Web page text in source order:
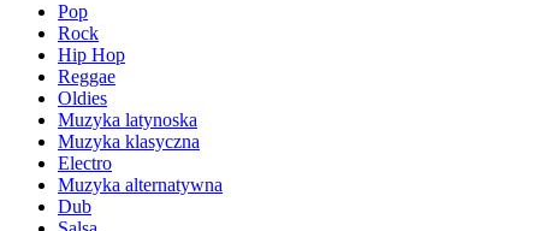
Pop
Rock
Hip Hop
Reggae
Oldies
Muzyka latynoska
Muzyka klasyczna
Electro
Muzyka alternatywna
Dub